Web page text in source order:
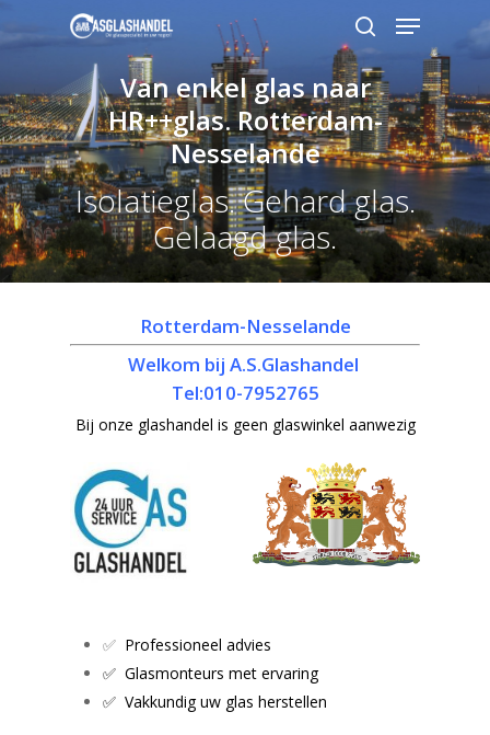
Hit enter to search or ESC to close
Van enkel glas naar
HR++glas. Rotterdam-
Nesselande
Isolatieglas. Gehard glas.
Gelaagd glas.
Rotterdam-Nesselande
Welkom bij A.S.Glashandel
Tel:010-7952765
Bij onze glashandel is geen glaswinkel aanwezig
✅ Professioneel advies
✅ Glasmonteurs met ervaring
✅ Vakkundig uw glas herstellen